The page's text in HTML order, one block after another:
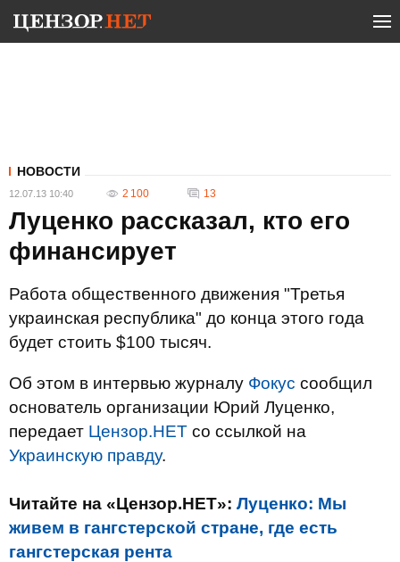
НОВОСТИ
12.07.13 10:40 2 100 13
Луценко рассказал, кто его
финансирует
Работа общественного движения "Третья
украинская республика" до конца этого года
будет стоить $100 тысяч.
Об этом в интервью журналу Фокус сообщил
основатель организации Юрий Луценко,
передает Цензор.НЕТ со ссылкой на
Украинскую правду.
Читайте на «Цензор.НЕТ»: Луценко: Мы
живем в гангстерской стране, где есть
гангстерская рента